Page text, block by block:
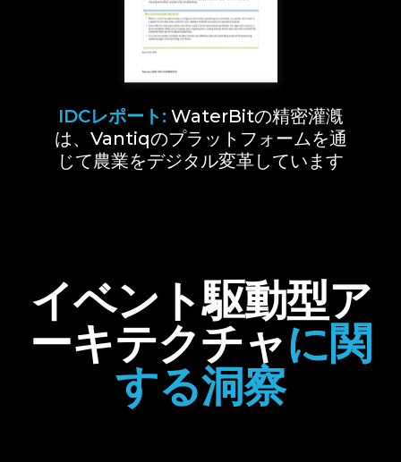
IDCレポート: WaterBitの精密灌漑
は、Vantiqのプラットフォームを通
じて農業をデジタル変革しています
イベント駆動型ア
ーキテクチャに関
する洞察